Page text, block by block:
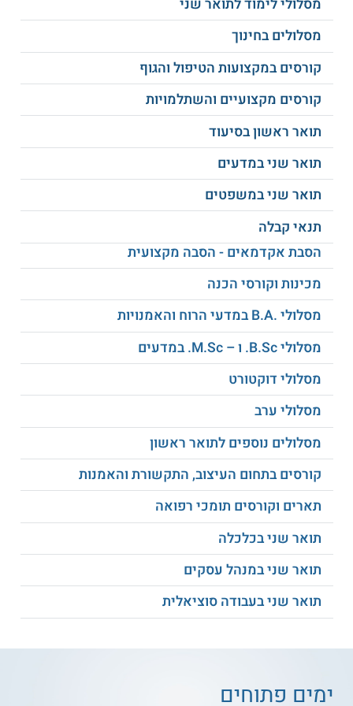
אפשרויות תעסוקה בתום הלימודים
עם סיום הקורס, בוגרי החוג לספרנות ומידענות יכולים להשתלב
במשרות רבות בארגונים ומוסדות שונים, ביניהן: עבודה במגזר
העסקי או הציבורי, באקדמיה או בארגונים תעשייתיים שונים. בוגרי
החוג למידענות וספרנות של אוניברסיטת חיפה משתלבים
במקומות עבודה בצורה מקצועית יותר, שכן הם מגיעים עם ידע
תיאורטי ומעשי. כמו כן, קיימים הרבה גופים אשר נמצאים בקשר
מתמיד עם תוכנית לימודים זו, במטרה מכוונת לקלוט את בוגרי
התוכנית במקומות העבודה.
למידע נוסף לחצו:אוניברסיטת חיפה
מסלולים בחינוך
קורסים במקצועות הטיפול והגוף
קורסים מקצועיים והשתלמויות
תואר ראשון בסיעוד
תואר שני במדעים
תואר שני במשפטים
תנאי קבלה
הסבת אקדמאים - הסבה מקצועית
מכינות וקורסי הכנה
מסלולי .B.A במדעי הרוח והאמנויות
מסלולי B.Sc. ו – M.Sc. במדעים
מסלולי דוקטורט
מסלולי ערב
מסלולים נוספים לתואר ראשון
קורסים בתחום העיצוב, התקשורת והאמנות
תארים וקורסים תומכי רפואה
תואר שני בכלכלה
תואר שני במנהל עסקים
תואר שני בעבודה סוציאלית
ימים פתוחים